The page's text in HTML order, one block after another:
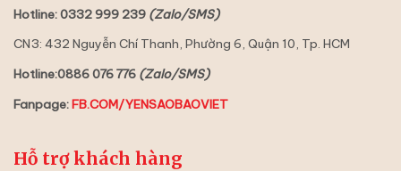
Hotline: 0332 999 239 (Zalo/SMS)
CN3: 432 Nguyễn Chí Thanh, Phường 6, Quận 10, Tp. HCM
Hotline:0886 076 776 (Zalo/SMS)
Fanpage:FB.COM/YENSAOBAOVIET
Hỗ trợ khách hàng